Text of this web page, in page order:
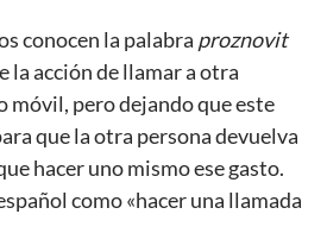
conocen la palabra proznovit
la acción de llamar a otra
móvil, pero dejando que este
que la otra persona devuelva
hacer uno mismo ese gasto.
como «hacer una llamada